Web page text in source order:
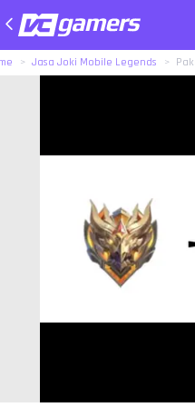
Jasa Joki Mobile Legends